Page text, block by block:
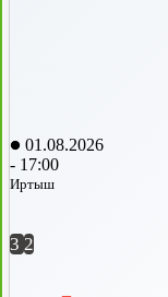
01.08.2026
- 17:00
Иртыш
3 2